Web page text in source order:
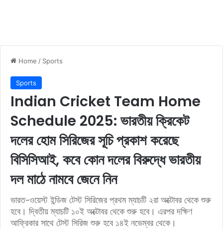
Home / Sports
Sports
Indian Cricket Team Home
Schedule 2025: ভারতীয় ক্রিকেট
দলের হোম সিরিজের সূচি প্রকাশ করেছে
বিসিসিআই, কবে কোন দলের বিরুদ্ধে ভারতীয়
দল মাঠে নামবে জেনে নিন
ভারত-ওয়েস্ট ইন্ডিজ টেস্ট সিরিজের প্রথম ম্যাচটি ২রা অক্টোবর থেকে শুরু
হবে। দ্বিতীয় ম্যাচটি ১০ই অক্টোবর থেকে শুরু হবে। এরপর দক্ষিণ
আফ্রিকার সাথে টেস্ট সিরিজ শুরু হবে ১৪ই নভেম্বর থেকে।